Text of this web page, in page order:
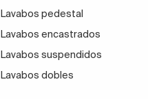
Lavabos pedestal
Lavabos encastrados
Lavabos suspendidos
Lavabos dobles